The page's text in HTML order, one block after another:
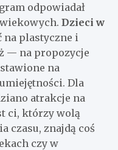
odpowiadał
Dzieci w
na plastyczne i
— na propozycje
na
Dla
atrakcje na
ci, którzy wolą
czasu, znajdą coś
czy w